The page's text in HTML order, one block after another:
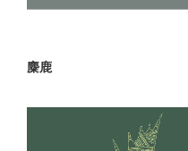
麋鹿